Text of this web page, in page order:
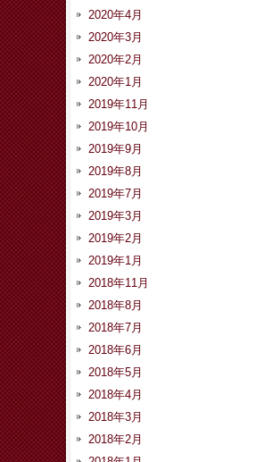
2020年4月
2020年3月
2020年2月
2020年1月
2019年11月
2019年10月
2019年9月
2019年8月
2019年7月
2019年3月
2019年2月
2019年1月
2018年11月
2018年8月
2018年7月
2018年6月
2018年5月
2018年4月
2018年3月
2018年2月